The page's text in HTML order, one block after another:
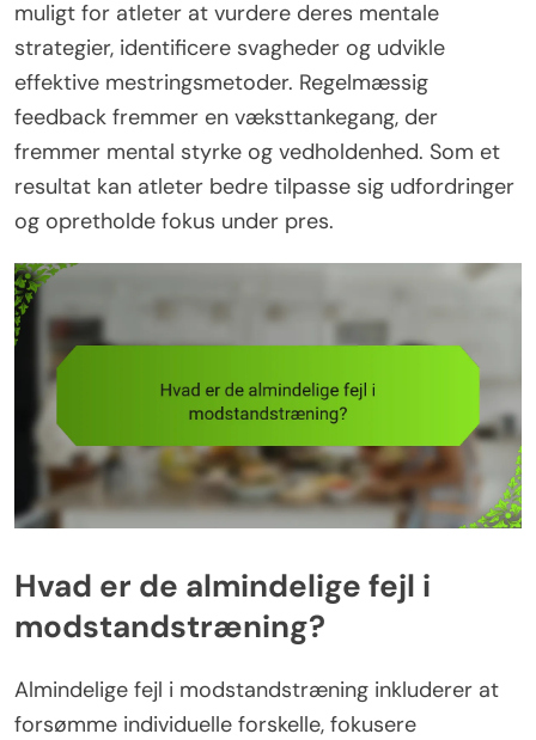
muligt for atleter at vurdere deres mentale
strategier, identificere svagheder og udvikle
effektive mestringsmetoder. Regelmæssig
feedback fremmer en væksttankegang, der
fremmer mental styrke og vedholdenhed. Som et
resultat kan atleter bedre tilpasse sig udfordringer
og opretholde fokus under pres.
Hvad er de almindelige fejl i
modstandstræning?
Almindelige fejl i modstandstræning inkluderer at
forsømme individuelle forskelle, fokusere